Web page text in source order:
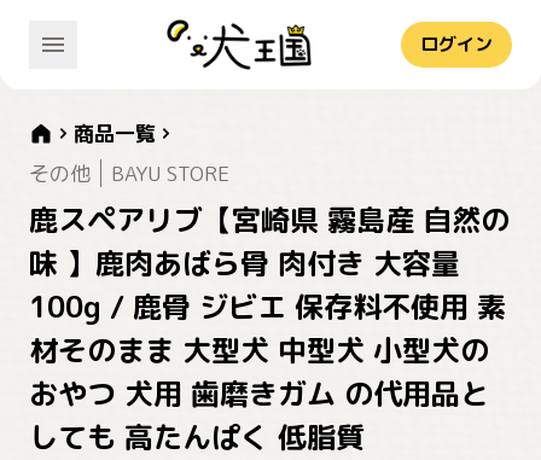
ログイン
商品一覧
その他
BAYU STORE
鹿スペアリブ【宮崎県 霧島産 自然の
味 】鹿肉あばら骨 肉付き 大容量
100g / 鹿骨 ジビエ 保存料不使用 素
材そのまま 大型犬 中型犬 小型犬の
おやつ 犬用 歯磨きガム の代用品と
しても 高たんぱく 低脂質